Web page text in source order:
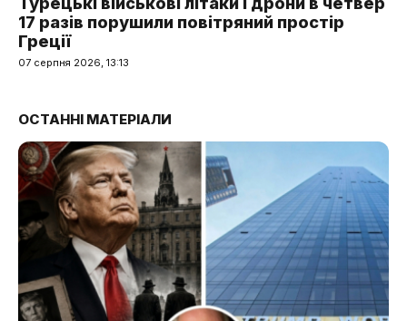
17 разів порушили повітряний простір
Греції
07 серпня 2026, 13:13
ОСТАННІ МАТЕРІАЛИ